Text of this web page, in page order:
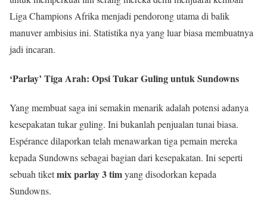
Liga Champions Afrika menjadi pendorong utama di balik
manuver ambisius ini. Statistika nya yang luar biasa membuatnya
jadi incaran.
‘Parlay’ Tiga Arah: Opsi Tukar Guling untuk Sundowns
Yang membuat saga ini semakin menarik adalah potensi adanya
kesepakatan tukar guling. Ini bukanlah penjualan tunai biasa.
Espérance dilaporkan telah menawarkan tiga pemain mereka
kepada Sundowns sebagai bagian dari kesepakatan. Ini seperti
sebuah tiketmix parlay 3 timyang disodorkan kepada
Sundowns.